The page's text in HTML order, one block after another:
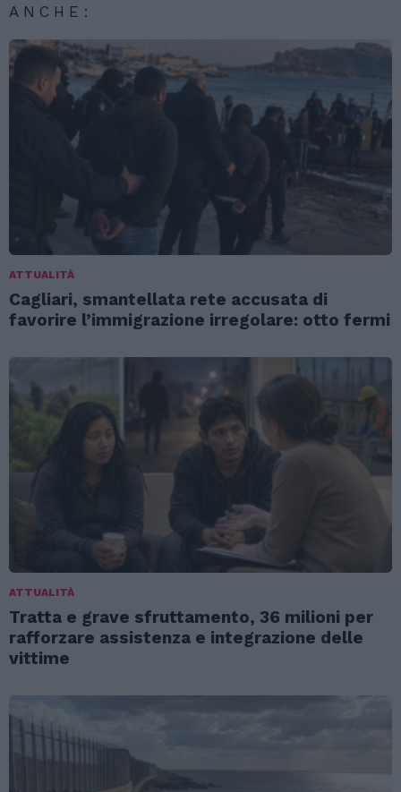
ANCHE:
ATTUALITÀ
Cagliari, smantellata rete accusata di
favorire l’immigrazione irregolare: otto fermi
ATTUALITÀ
Tratta e grave sfruttamento, 36 milioni per
rafforzare assistenza e integrazione delle
vittime